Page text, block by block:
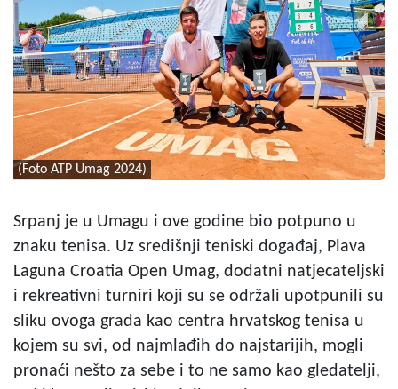
(Foto ATP Umag 2024)
Srpanj je u Umagu i ove godine bio potpuno u
znaku tenisa. Uz središnji teniski događaj, Plava
Laguna Croatia Open Umag, dodatni natjecateljski
i rekreativni turniri koji su se održali upotpunili su
sliku ovoga grada kao centra hrvatskog tenisa u
kojem su svi, od najmlađih do najstarijih, mogli
pronaći nešto za sebe i to ne samo kao gledatelji,